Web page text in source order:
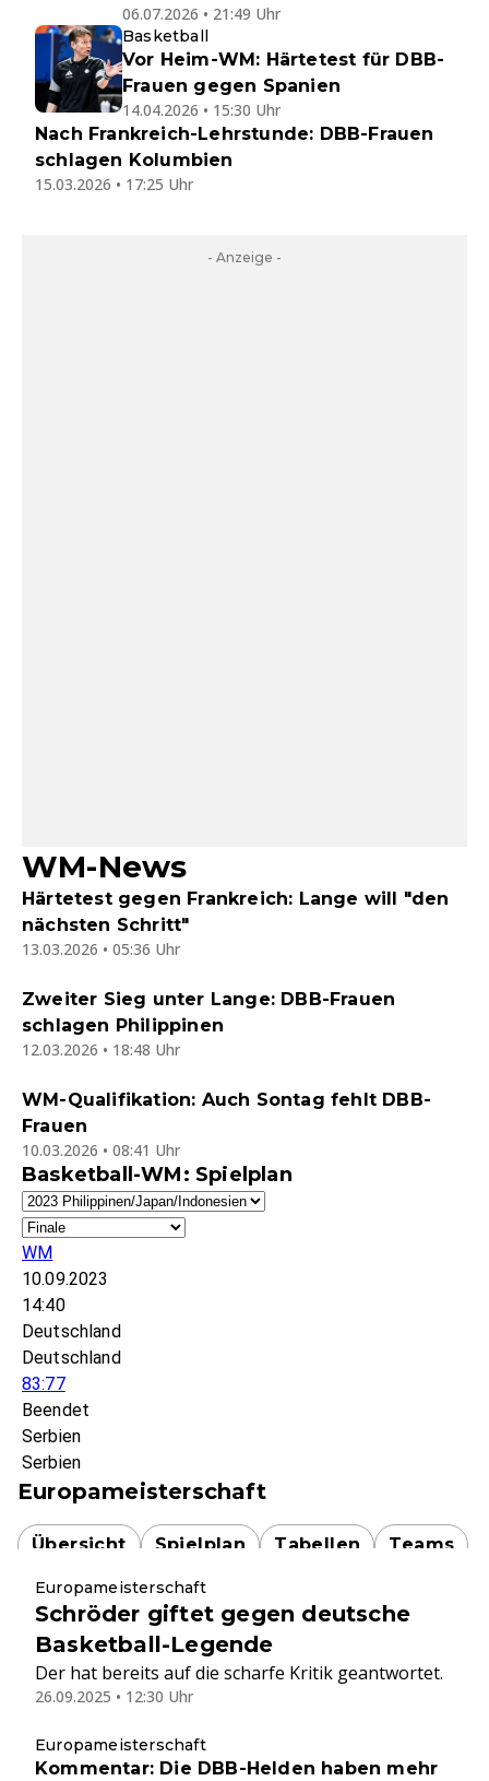
06.07.2026 • 21:49 Uhr
Basketball
Vor Heim-WM: Härtetest für DBB-
Frauen gegen Spanien
14.04.2026 • 15:30 Uhr
Nach Frankreich-Lehrstunde: DBB-Frauen
schlagen Kolumbien
15.03.2026 • 17:25 Uhr
- Anzeige -
WM-News
Härtetest gegen Frankreich: Lange will "den
nächsten Schritt"
13.03.2026 • 05:36 Uhr
Zweiter Sieg unter Lange: DBB-Frauen
schlagen Philippinen
12.03.2026 • 18:48 Uhr
WM-Qualifikation: Auch Sontag fehlt DBB-
Frauen
10.03.2026 • 08:41 Uhr
Basketball-WM: Spielplan
WM
10.09.2023
14:40
Deutschland
Deutschland
83:77
Beendet
Serbien
Serbien
Europameisterschaft
Übersicht Spielplan Tabellen Teams
Europameisterschaft
Schröder giftet gegen deutsche
Basketball-Legende
Der hat bereits auf die scharfe Kritik geantwortet.
26.09.2025 • 12:30 Uhr
Europameisterschaft
Kommentar: Die DBB-Helden haben mehr